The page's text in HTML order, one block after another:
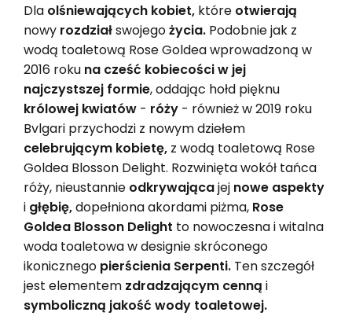
Dla olśniewających kobiet, które otwierają
nowy rozdziałswojegożycia. Podobnie jak z
wodą toaletową Rose Goldea wprowadzoną w
2016 roku na cześć kobiecości w jej
najczystszej formie, oddając hołd pięknu
królowej kwiatów - róży - również w 2019 roku
Bvlgari przychodzi z nowym dziełem
celebrującym kobietę, z wodą toaletową Rose
Goldea Blosson Delight. Rozwinięta wokół tańca
róży, nieustannie odkrywającajej nowe aspekty
i głębię,dopełniona akordami piżma, Rose
Goldea Blosson Delight to nowoczesna i witalna
woda toaletowa w designie skróconego
ikonicznego pierścienia Serpenti. Ten szczegół
jest elementem zdradzającym cenną i
symboliczną jakość wody toaletowej.